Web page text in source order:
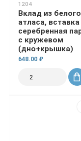
1204
Вклад из белого
атласа, вставка
серебренная
с кружевом
(дно+крышка)
648.00 ₽